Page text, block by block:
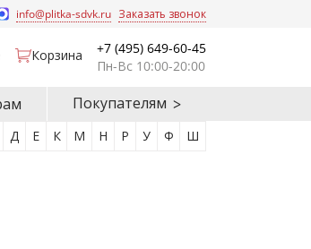
info@plitka-sdvk.ru Заказать звонок
Корзина
+7 (495) 649-60-45
Пн-Вс 10:00-20:00
Покупателям
Д Е К М Н Р У Ф Ш